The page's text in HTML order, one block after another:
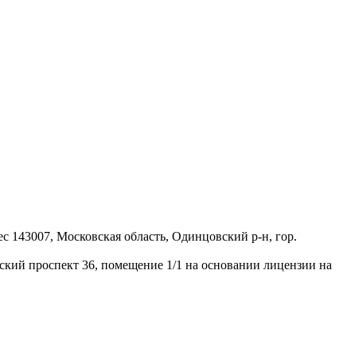
Московская область, Одинцовский р-н, гор.
проспект 36, помещение 1/1 на основании лицензии на